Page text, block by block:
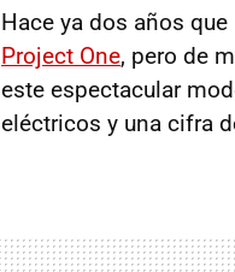
Hace ya dos años que
Project One, pero de
este espectacular
eléctricos y una cifra